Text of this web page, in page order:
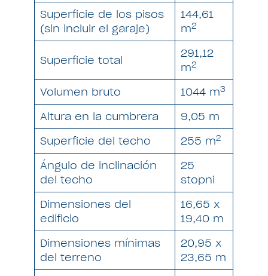
Superficie de los pisos
(sin incluir el garaje)
144,61
m2
Superficie total
291,12
m2
Volumen bruto 1044 m3
Altura en la cumbrera
9,05 m
Superficie del techo
255 m2
Ángulo de inclinación
del techo
25
stopni
Dimensiones del
edificio
16,65 x
19,40 m
Dimensiones mínimas
del terreno
20,95 x
23,65 m